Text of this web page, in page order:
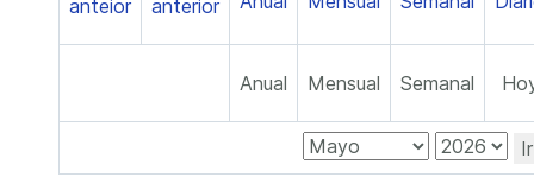
Anual Mensual Semanal